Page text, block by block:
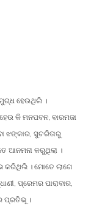
ହେଉଥିଲି ।
କି ମନପବନ, ବାରମଜା
ଝଙ୍କାର, ସୁଚରିତାରୁ
ଆନମନା କରୁଥିଲା ।
। ମୋତେ ଲାଗେ
ପ୍ରେମର ପାରାବାର,
ପ୍ରତିଭୂ ।